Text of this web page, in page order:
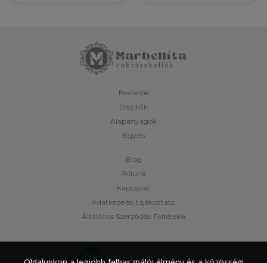
Bevonók
Díszítők
Alapanyagok
Egyéb
Blog
Rólunk
Kapcsolat
Adatkezelési tájékoztató
Általános Szerződési Feltételek